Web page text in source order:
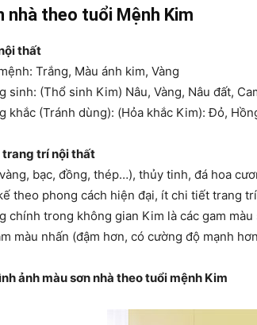
nhà theo tuổi Mệnh Kim
thất
Trắng, Màu ánh kim, Vàng
sinh: (Thổ sinh Kim) Nâu, Vàng, Nâu đất,
khắc (Tránh dùng): (Hỏa khắc Kim): Đỏ,
trang trí nội thất
bạc, đồng, thép…), thủy tinh, đá hoa
theo phong cách hiện đại, ít chi tiết trang
chính trong không gian Kim là các gam
màu nhấn (đậm hơn, có cường độ mạnh
ảnh màu sơn nhà theo tuổi mệnh Kim